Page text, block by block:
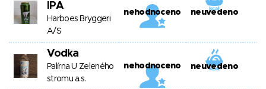
IPA
Harboes Bryggeri
A/S
nehodnoceno neuvedeno
Vodka
Palírna U Zeleného
stromu a.s.
nehodnoceno neuvedeno